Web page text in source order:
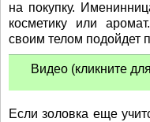
на покупку.
косметику или
своим телом подойдет
Видео (кликните
Если золовка еще